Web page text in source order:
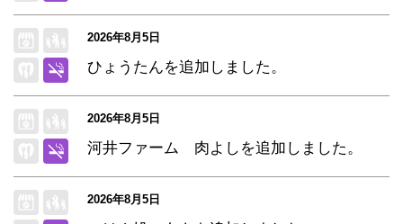
2026年8月5日
ひょうたんを追加しました。
2026年8月5日
河井ファーム 肉よしを追加しました。
2026年8月5日